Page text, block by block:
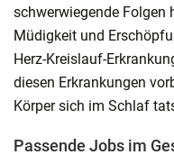
schwerwiegende Folgen
Müdigkeit und
Herz-Kreislauf-
diesen Erkrankungen
Körper sich im Schlaf
Passende Jobs im